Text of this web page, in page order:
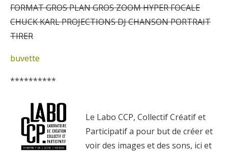
FORMAT GROS PLAN GROS ZOOM HYPER FOCALE
CHUCK KARL PROJECTIONS DJ CHANSON PORTRAIT
TIRER
buvette
**********
Le Labo CCP, Collectif Créatif et
Participatif a pour but de créer et
voir des images et des sons, ici et